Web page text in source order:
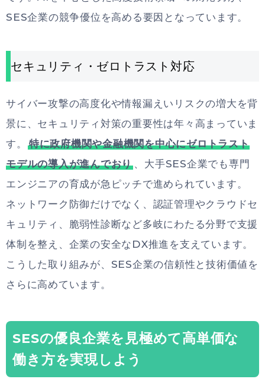
SES企業の競争優位を高める要因となっています。
セキュリティ・ゼロトラスト対応
サイバー攻撃の高度化や情報漏えいリスクの増大を背
景に、セキュリティ対策の重要性は年々高まっていま
す。
特に政府機関や金融機関を中心にゼロトラスト
モデルの導入が進んでおり 、大手SES企業でも専門
エンジニアの育成が急ピッチで進められています。
ネットワーク防御だけでなく、認証管理やクラウドセ
キュリティ、脆弱性診断など多岐にわたる分野で支援
体制を整え、企業の安全なDX推進を支えています。
こうした取り組みが、SES企業の信頼性と技術価値を
さらに高めています。
SESの優良企業を見極めて高単価な
働き方を実現しよう